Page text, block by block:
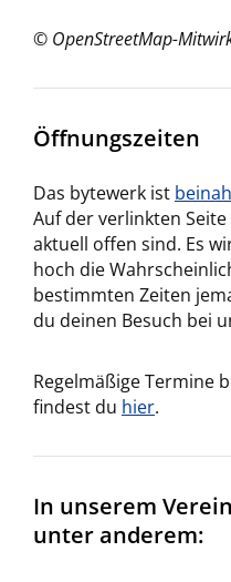
© OpenStreetMap-
Öffnungszeiten
Das bytewerk ist
Auf der verlinkten
aktuell offen sind. Es
hoch die
bestimmten Zeiten
du deinen Besuch bei
Regelmäßige Termine
findest du hier.
In unserem
unter anderem: